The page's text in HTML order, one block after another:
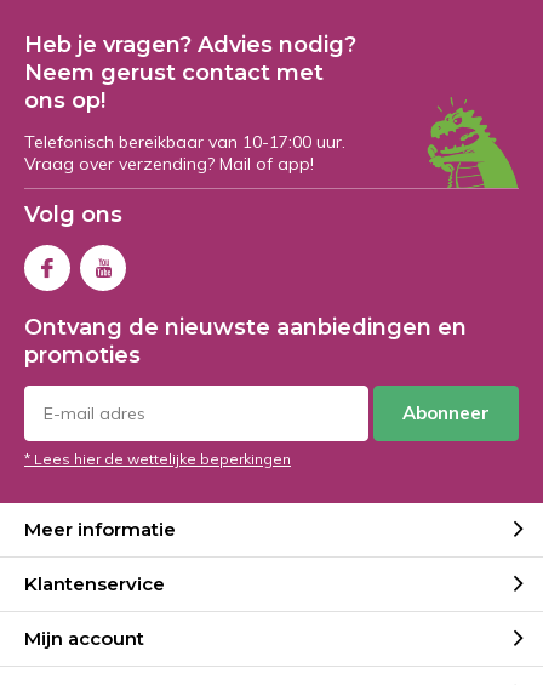
Heb je vragen? Advies nodig?
Neem gerust contact met
ons op!
Telefonisch bereikbaar van 10-17:00 uur.
Vraag over verzending? Mail of app!
Volg ons
Ontvang de nieuwste aanbiedingen en
promoties
Abonneer
* Lees hier de wettelijke beperkingen
Meer informatie
Klantenservice
Mijn account